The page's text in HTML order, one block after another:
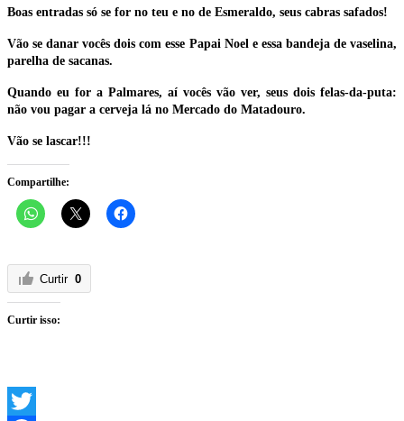
Boas entradas só se for no teu e no de Esmeraldo, seus cabras safados!
Vão se danar vocês dois com esse Papai Noel e essa bandeja de vaselina,
parelha de sacanas.
Quando eu for a Palmares, aí vocês vão ver, seus dois felas-da-puta:
não vou pagar a cerveja lá no Mercado do Matadouro.
Vão se lascar!!!
Compartilhe:
Curtir 0
Curtir isso: